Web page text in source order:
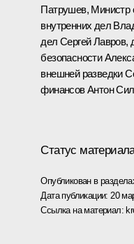
Патрушев, Министр
внутренних дел
дел Сергей Лавров,
безопасности
внешней разведки
финансовАнтон
Статус
Опубликован в
Дата публикации: 20
Ссылка на материал: